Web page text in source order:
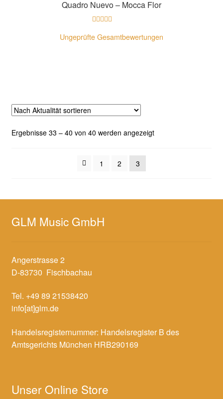
Quadro Nuevo – Mocca Flor
5.00von 5
Ungeprüfte Gesamtbewertungen
Ergebnisse 33 – 40 von 40 werden angezeigtNach
1
2 3
GLM Music GmbH
Angerstrasse 2
D-83730 Fischbachau
Tel. +49 89 21538420
info[at]glm.de
Handelsregisternummer: Handelsregister B des
Amtsgerichts München HRB290169
Unser Online Store